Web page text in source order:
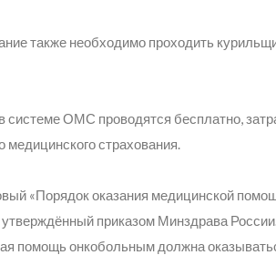
также необходимо проходить
системе ОМС проводятся бесплатно,
медицинского страхования.
«Порядок оказания медицинской
приказом Минздрава
помощь онкобольным должна